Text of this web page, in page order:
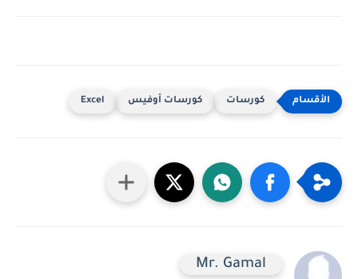
كورسات كورسات أوفيس Excel
Mr. Gamal